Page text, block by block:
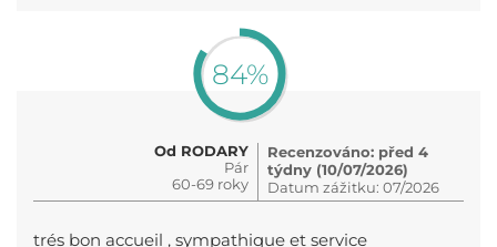
84%
Od RODARY
Pár
60-69 roky
Recenzováno: před 4
týdny (10/07/2026)
Datum zážitku: 07/2026
trés bon accueil , sympathique et service